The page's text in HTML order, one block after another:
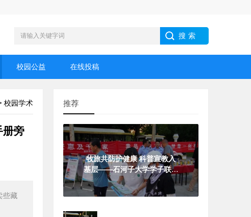
校园公益 在线投稿
校园学术
册旁
些藏
推荐
牧旅共防护健康 科普宣教入
基层——石河子大学学子联动
警务力量